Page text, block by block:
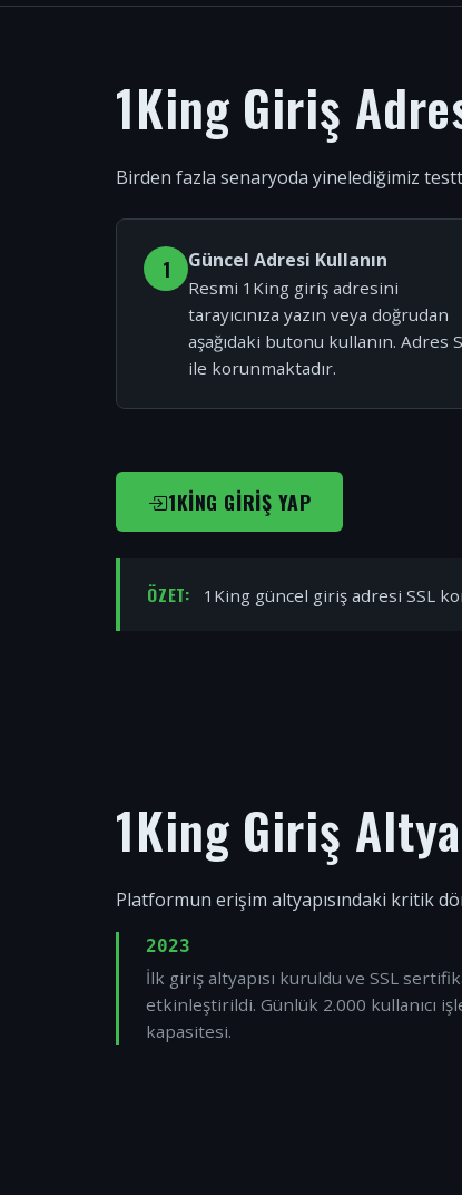
1King Giriş
Birden fazla senaryoda yinelediğimiz
1 Güncel Adresi Kullanın
Resmi 1King giriş adresini
tarayıcınıza yazın veya doğrudan
aşağıdaki butonu kullanın. Adres
ile korunmaktadır.
1KING GIRIŞ YAP
ÖZET: 1King güncel giriş adresi SSL
1King Giriş
Platformun erişim altyapısındaki kritik
2023
İlk giriş altyapısı kuruldu ve SSL
etkinleştirildi. Günlük 2.000 kullanıcı
kapasitesi.